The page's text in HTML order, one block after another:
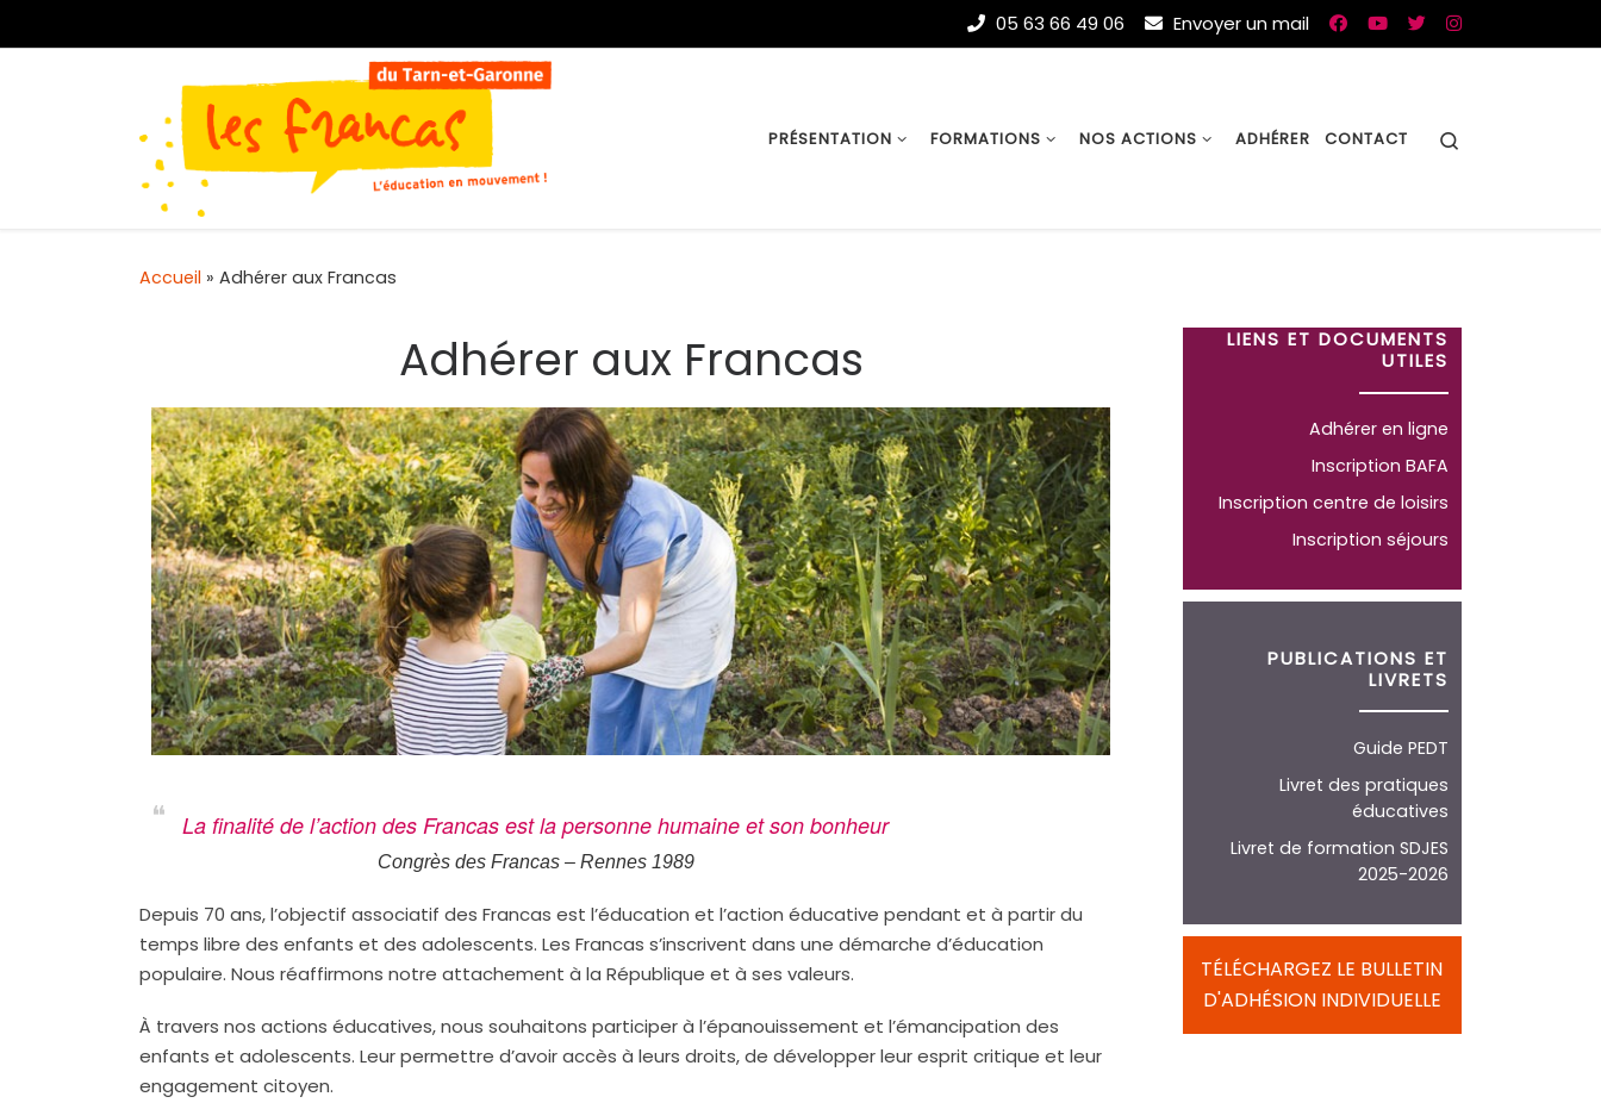
05 63 66 49 06 Envoyer un mail
PRÉSENTATION FORMATIONS NOS ACTIONS ADHÉRER CONTACT
Accueil » Adhérer aux Francas
Adhérer aux Francas
La finalité de l’action des Francas est la personne humaine et son bonheur
Congrès des Francas – Rennes 1989
Depuis 70 ans, l’objectif associatif des Francas est l’éducation et l’action éducative pendant et à partir du
temps libre des enfants et des adolescents. Les Francas s’inscrivent dans une démarche d’éducation
populaire. Nous réaffirmons notre attachement à la République et à ses valeurs.
À travers nos actions éducatives, nous souhaitons participer à l’épanouissement et l’émancipation des
enfants et adolescents. Leur permettre d’avoir accès à leurs droits, de développer leur esprit critique et leur
engagement citoyen.
LIENS ET DOCUMENTS
UTILES
Adhérer en ligne
Inscription BAFA
Inscription centre de loisirs
Inscription séjours
PUBLICATIONS ET
LIVRETS
Guide PEDT
Livret des pratiques
éducatives
Livret de formation SDJES
2025-2026
TÉLÉCHARGEZ LE BULLETIN
D'ADHÉSION INDIVIDUELLE